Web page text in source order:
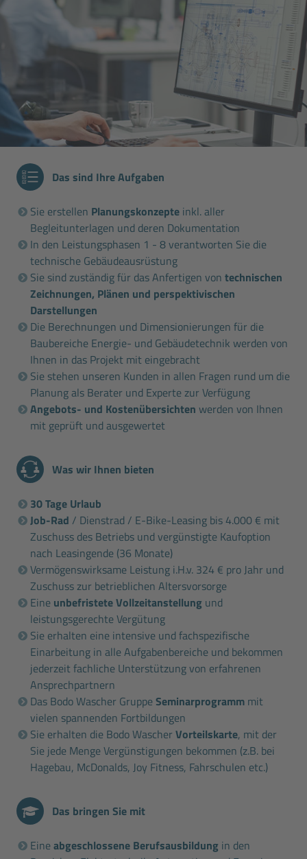
Das sind Ihre Aufgaben
Sie erstellen Planungskonzepte inkl. aller
Begleitunterlagen und deren Dokumentation
In den Leistungsphasen 1 - 8 verantworten Sie die
technische Gebäudeausrüstung
Sie sind zuständig für das Anfertigen von technischen
Zeichnungen, Plänen und perspektivischen
Darstellungen
Die Berechnungen und Dimensionierungen für die
Baubereiche Energie- und Gebäudetechnik werden von
Ihnen in das Projekt mit eingebracht
Sie stehen unseren Kunden in allen Fragen rund um die
Planung als Berater und Experte zur Verfügung
Angebots- und Kostenübersichten werden von Ihnen
mit geprüft und ausgewertet
Was wir Ihnen bieten
30 Tage Urlaub
Job-Rad / Dienstrad / E-Bike-Leasing bis 4.000 € mit
Zuschuss des Betriebs und vergünstigte Kaufoption
nach Leasingende (36 Monate)
Vermögenswirksame Leistung i.H.v. 324 € pro Jahr und
Zuschuss zur betrieblichen Altersvorsorge
Eine unbefristete Vollzeitanstellung und
leistungsgerechte Vergütung
Sie erhalten eine intensive und fachspezifische
Einarbeitung in alle Aufgabenbereiche und bekommen
jederzeit fachliche Unterstützung von erfahrenen
Ansprechpartnern
Das Bodo Wascher GruppeSeminarprogramm mit
vielen spannenden Fortbildungen
Sie erhalten die Bodo Wascher Vorteilskarte, mit der
Sie jede Menge Vergünstigungen bekommen (z.B. bei
Hagebau, McDonalds, Joy Fitness, Fahrschulen etc.)
Das bringen Sie mit
Eineabgeschlossene Berufsausbildung in den